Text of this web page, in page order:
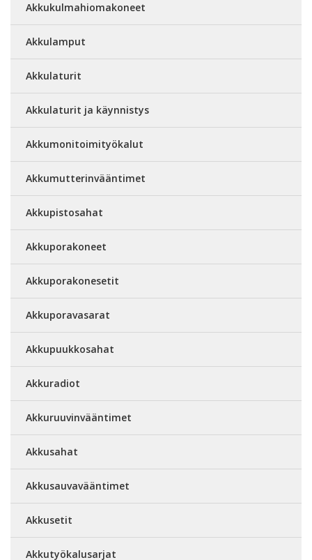
Akkukulmahiomakoneet
Akkulamput
Akkulaturit
Akkulaturit ja käynnistys
Akkumonitoimityökalut
Akkumutterinvääntimet
Akkupistosahat
Akkuporakoneet
Akkuporakonesetit
Akkuporavasarat
Akkupuukkosahat
Akkuradiot
Akkuruuvinvääntimet
Akkusahat
Akkusauvavääntimet
Akkusetit
Akkutyökalusarjat